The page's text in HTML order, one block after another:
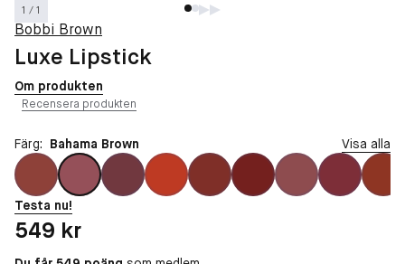
1 / 1
Bobbi Brown
Luxe Lipstick
Om produkten
Recensera produkten
Färg: Bahama Brown Visa alla
Testa nu!
Pris: 549 kr
549 kr